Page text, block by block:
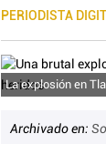
PERIODISTA
La explosión en
Archivado en: